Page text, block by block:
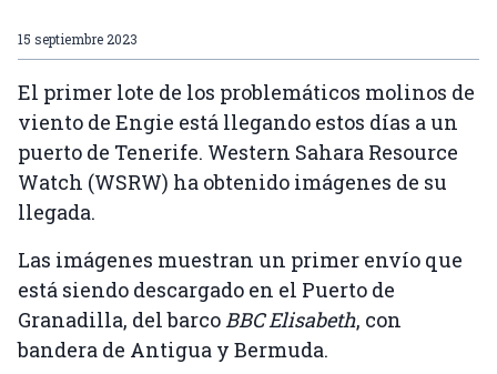
15 septiembre 2023
El primer lote de los problemáticos molinos de
viento de Engie está llegando estos días a un
puerto de Tenerife. Western Sahara Resource
Watch (WSRW) ha obtenido imágenes de su
llegada.
Las imágenes muestran un primer envío que
está siendo descargado en el Puerto de
Granadilla, del barcoBBC Elisabeth, con
bandera de Antigua y Bermuda.